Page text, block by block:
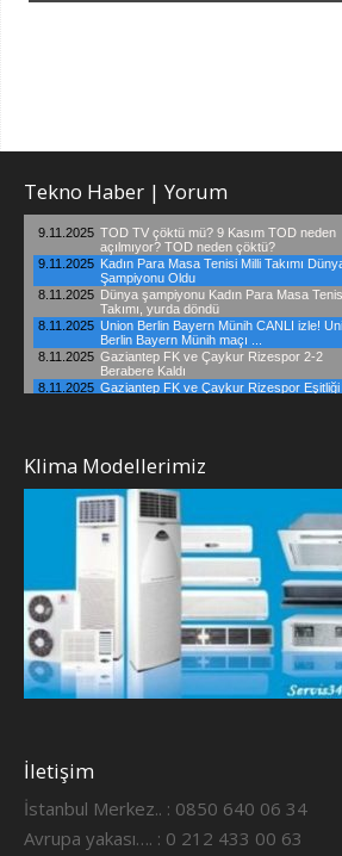
Tekno Haber | Yorum
Klima Modellerimiz
İletişim
İstanbul Merkez.. : 0850 640 06 34
Avrupa yakası…. : 0 212 433 00 63